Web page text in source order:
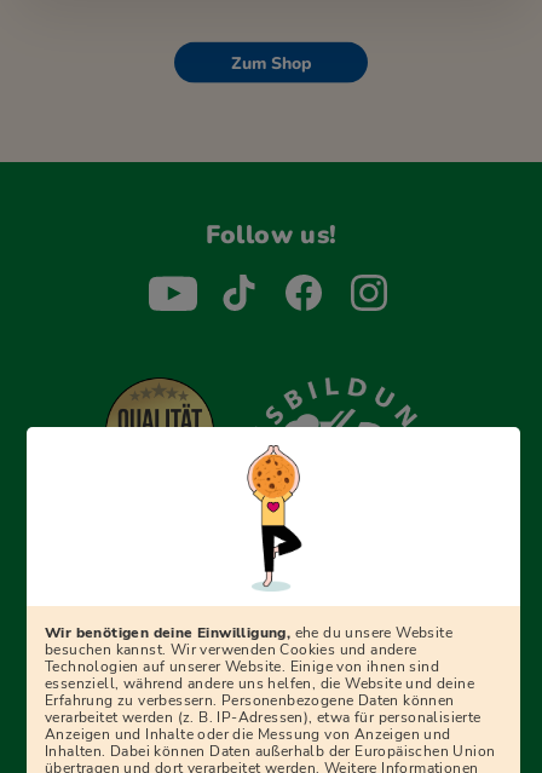
Zum Shop
Follow us!
Erfolgreich bewerben mit Ausbildungspark: Wir
begleiten dich Schritt für Schritt bei deinem Start in den
Beruf oder ins Studium – mit smarten E-Learning-Tools,
Ratgebern und Prüfungspaketen, interaktiven
Videokursen und vielem mehr. Für alle, die was werden
wollen!
Wir benötigen deine Einwilligung, ehe du unsere Website
besuchen kannst. Wir verwenden Cookies und andere
Technologien auf unserer Website. Einige von ihnen sind
essenziell, während andere uns helfen, die Website und deine
Erfahrung zu verbessern. Personenbezogene Daten können
verarbeitet werden (z. B. IP-Adressen), etwa für personalisierte
Anzeigen und Inhalte oder die Messung von Anzeigen und
Inhalten. Dabei können Daten außerhalb der Europäischen Union
übertragen und dort verarbeitet werden. Weitere Informationen